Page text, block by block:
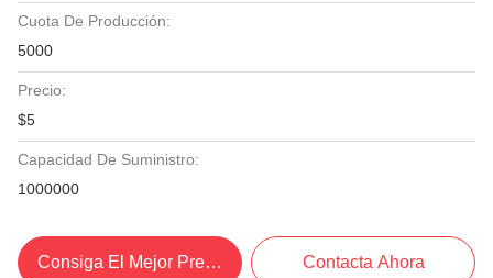
Cuota De Producción:
5000
Precio:
$5
Capacidad De Suministro:
1000000
Consiga El Mejor Precio Contacta Ahora